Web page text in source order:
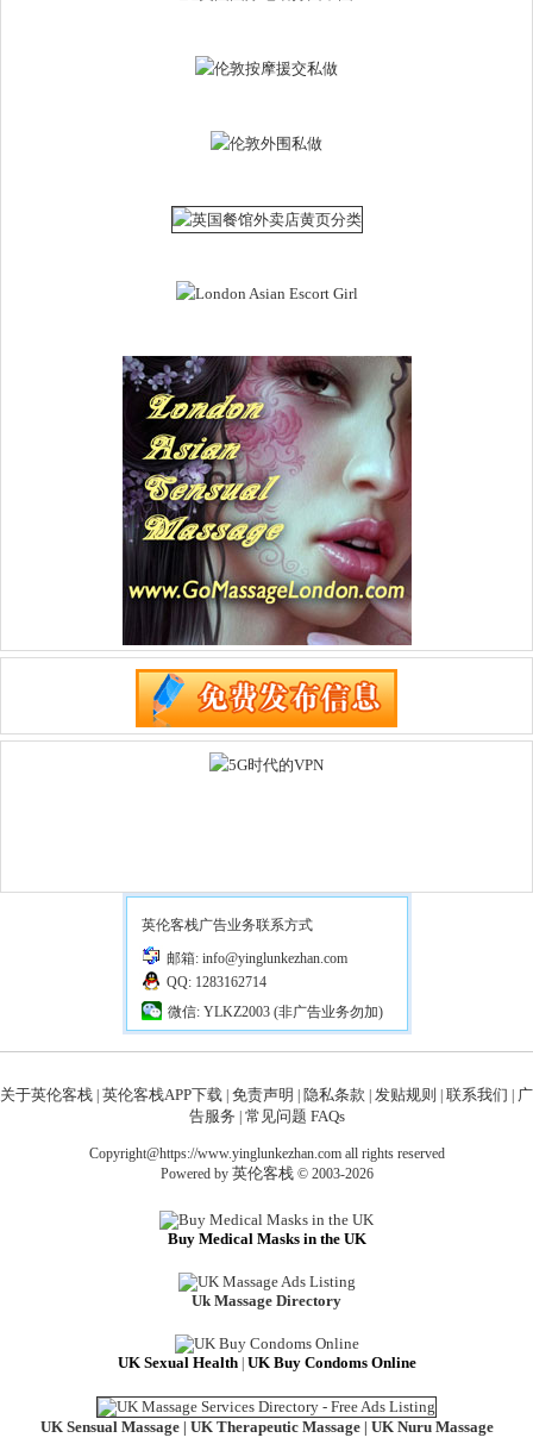
英伦客栈广告业务联系方式
邮箱: info@yinglunkezhan.com
QQ: 1283162714
微信: YLKZ2003 (非广告业务勿加)
关于英伦客栈 英伦客栈APP下载 免责声明 隐私条款 发贴规则 联系我们
广
告服务 常见问题 FAQs
Copyright@https://www.yinglunkezhan.com all rights reserved
Powered by 英伦客栈 © 2003-2026
Buy Medical Masks in the UK
Uk Massage Directory
UK Sexual Health| UK Buy Condoms Online
UK Sensual Massage| UK Therapeutic Massage| UK Nuru Massage